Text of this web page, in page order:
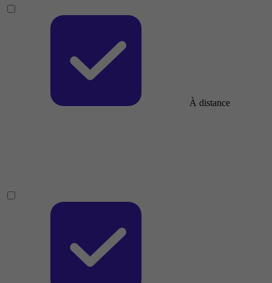
À distance